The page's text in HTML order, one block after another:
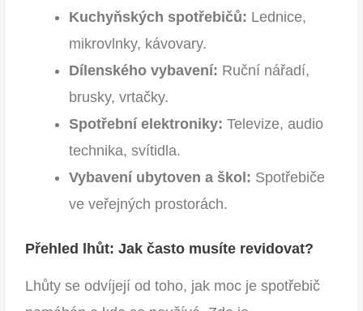
Kuchyňských spotřebičů: Lednice,
mikrovlnky, kávovary.
Dílenského vybavení: Ruční nářadí,
brusky, vrtačky.
Spotřební elektroniky: Televize, audio
technika, svítidla.
Vybavení ubytoven a škol: Spotřebiče
ve veřejných prostorách.
Přehled lhůt: Jak často musíte revidovat?
Lhůty se odvíjejí od toho, jak moc je spotřebič